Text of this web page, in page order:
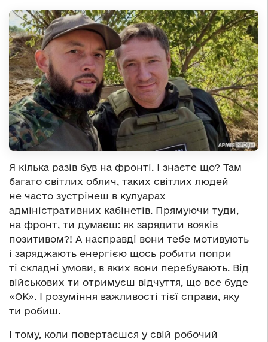
Я кілька разів був на фронті. І знаєте що? Там
багато світлих облич, таких світлих людей
не часто зустрінеш в кулуарах
адміністративних кабінетів. Прямуючи туди,
на фронт, ти думаєш: як зарядити вояків
позитивом?! А насправді вони тебе мотивують
і заряджають енергією щось робити попри
ті складні умови, в яких вони перебувають. Від
військових ти отримуєш відчуття, що все буде
«ОК». І розуміння важливості тієї справи, яку
ти робиш.
І тому, коли повертаєшся у свій робочий